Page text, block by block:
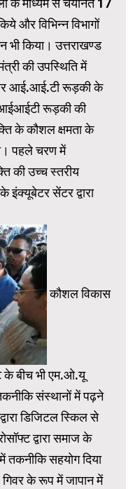
के माध्यम से चयनित 17
और विभिन्न विभागों
भी किया। उत्तराखण्ड
की उपस्थिति में
आई.आई.टी रूड़की के
आईआईटी रूड़की की
के कौशल क्षमता के
पहले चरण में
की उच्च स्तरीय
सेंटर द्वारा
कौशल विकास
के बीच भी एम.ओ.यू
संस्थानों में पढ़ने
डिजिटल स्किल से
द्वारा समाज के
तकनीकि सहयोग दिया
के रूप में जापान में